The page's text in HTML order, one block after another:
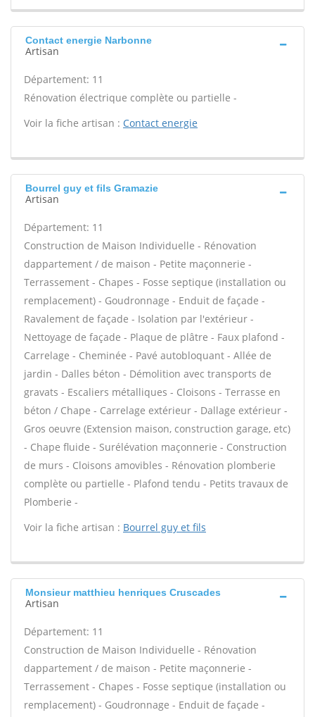
Contact energie Narbonne
Artisan
Département: 11
Rénovation électrique complète ou partielle -
Voir la fiche artisan : Contact energie
Bourrel guy et fils Gramazie
Artisan
Département: 11
Construction de Maison Individuelle - Rénovation
dappartement / de maison - Petite maçonnerie -
Terrassement - Chapes - Fosse septique (installation ou
remplacement) - Goudronnage - Enduit de façade -
Ravalement de façade - Isolation par l'extérieur -
Nettoyage de façade - Plaque de plâtre - Faux plafond -
Carrelage - Cheminée - Pavé autobloquant - Allée de
jardin - Dalles béton - Démolition avec transports de
gravats - Escaliers métalliques - Cloisons - Terrasse en
béton / Chape - Carrelage extérieur - Dallage extérieur -
Gros oeuvre (Extension maison, construction garage, etc)
- Chape fluide - Surélévation maçonnerie - Construction
de murs - Cloisons amovibles - Rénovation plomberie
complète ou partielle - Plafond tendu - Petits travaux de
Plomberie -
Voir la fiche artisan : Bourrel guy et fils
Monsieur matthieu henriques Cruscades
Artisan
Département: 11
Construction de Maison Individuelle - Rénovation
dappartement / de maison - Petite maçonnerie -
Terrassement - Chapes - Fosse septique (installation ou
remplacement) - Goudronnage - Enduit de façade -